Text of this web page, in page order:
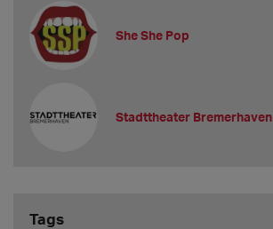
She She Pop
Stadttheater Bremerhaven
Tags